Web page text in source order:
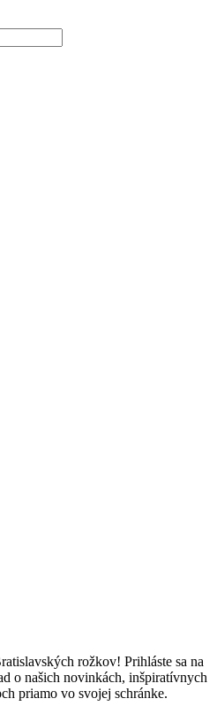
rožkov! Prihláste sa na
o našich novinkách, inšpiratívnych
priamo vo svojej schránke.